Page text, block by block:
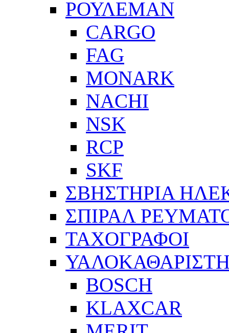
ΡΟΥΛΕΜΑΝ
CARGO
FAG
MONARK
NACHI
NSK
RCP
SKF
ΣΒΗΣΤΗΡΙΑ
ΣΠΙΡΑΛ
ΤΑΧΟΓΡΑΦΟΙ
BOSCH
KLAXCAR